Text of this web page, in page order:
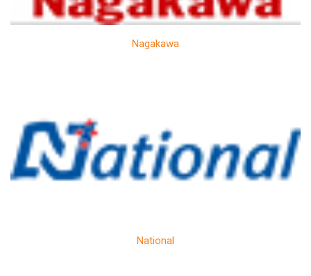
Nagakawa
National